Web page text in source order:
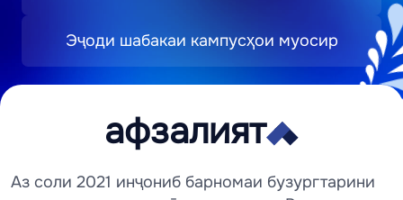
Эҷоди шабакаи кампусҳои муосир
з
афзалият
Аз соли 2021 инҷониб барномаи бузургтарини